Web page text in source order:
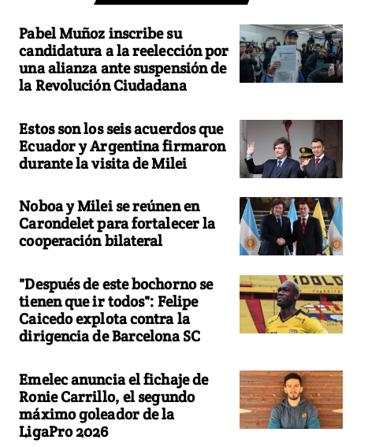
Pabel Muñoz inscribe su
candidatura a la reelección por
una alianza ante suspensión de
la Revolución Ciudadana
Estos son los seis acuerdos que
Ecuador y Argentina firmaron
durante la visita de Milei
Noboa y Milei se reúnen en
Carondelet para fortalecer la
cooperación bilateral
"Después de este bochorno se
tienen que ir todos": Felipe
Caicedo explota contra la
dirigencia de Barcelona SC
Emelec anuncia el fichaje de
Ronie Carrillo, el segundo
máximo goleador de la
LigaPro 2026